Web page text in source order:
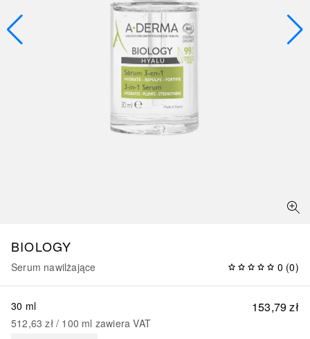
BIOLOGY
Serum nawilżające 0 (0)
153,79 zł
30 ml
512,63 zł / 100 ml zawiera VAT